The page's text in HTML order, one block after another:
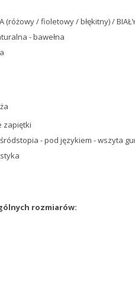
(różowy / fioletowy / błękitny) /
- bawełna
zapiętki
- pod językiem - wszyta
rozmiarów: